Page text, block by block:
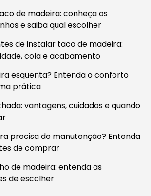
de madeira: conheça os
e saiba qual escolher
de instalar taco de madeira:
cola e acabamento
esquenta? Entenda o conforto
prática
vantagens, cuidados e quando
precisa de manutenção? Entenda
de comprar
de madeira: entenda as
de escolher